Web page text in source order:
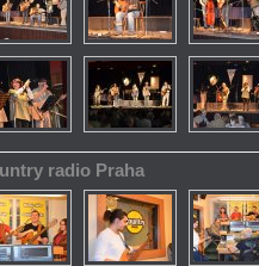
radio Praha